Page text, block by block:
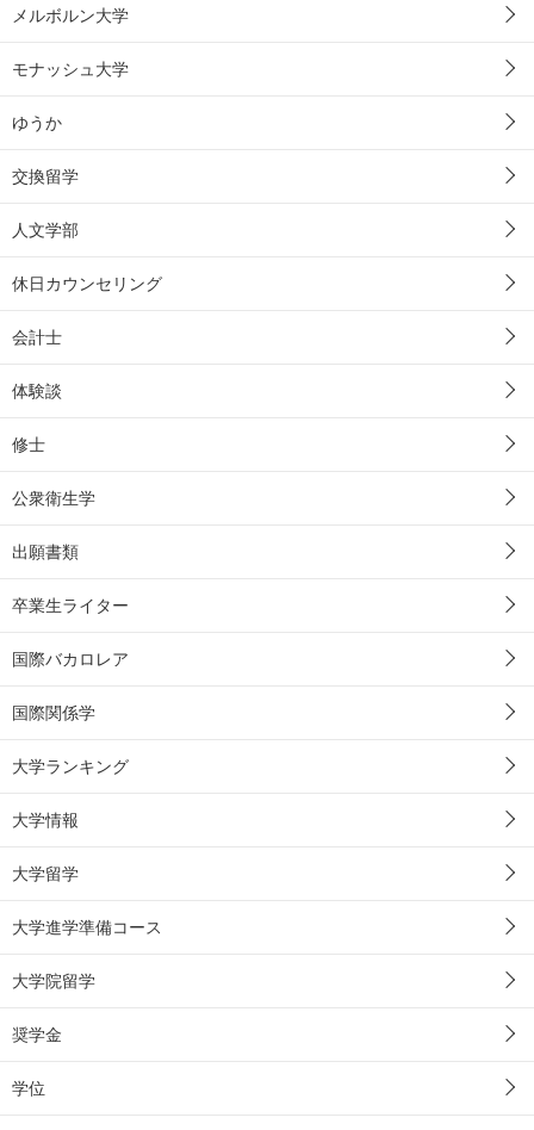
メルボルン大学
モナッシュ大学
ゆうか
交換留学
人文学部
休日カウンセリング
会計士
体験談
修士
公衆衛生学
出願書類
卒業生ライター
国際バカロレア
国際関係学
大学ランキング
大学情報
大学留学
大学進学準備コース
大学院留学
奨学金
学位